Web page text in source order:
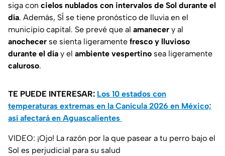
siga con cielos nublados con intervalos de Sol durante el
día. Además, SÍ se tiene pronóstico de lluvia en el
municipio capital. Se prevé que al amanecer y al
anochecer se sienta ligeramente fresco y lluvioso
durante el día y el ambiente vespertino sea ligeramente
caluroso.
TE PUEDE INTERESAR: Los 10 estados con
temperaturas extremas en la Canícula 2026 en México;
así afectará en Aguascalientes
VIDEO: ¡Ojo! La razón por la que pasear a tu perro bajo el
Sol es perjudicial para su salud